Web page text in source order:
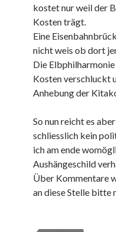
kostet nur weil der
Kosten trägt.
Eine
nicht weis ob dort
Die
Kosten verschluckt
Anhebung der
So nun reicht es
schliesslich kein
ich am ende
Aushängeschild
Über Kommentare
an diese Stelle bitte